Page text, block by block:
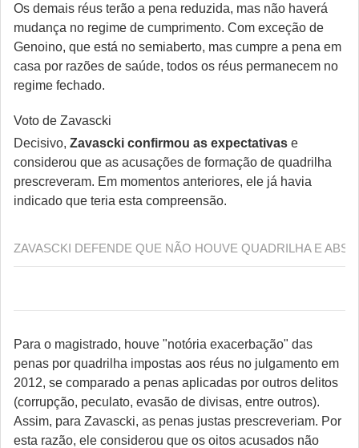
Os demais réus terão a pena reduzida, mas não haverá
mudança no regime de cumprimento. Com exceção de
Genoino, que está no semiaberto, mas cumpre a pena em
casa por razões de saúde, todos os réus permanecem no
regime fechado.
Voto de Zavascki
Decisivo, Zavascki confirmou as expectativas e
considerou que as acusações de formação de quadrilha
prescreveram. Em momentos anteriores, ele já havia
indicado que teria esta compreensão.
ZAVASCKI DEFENDE QUE NÃO HOUVE QUADRILHA E
Para o magistrado, houve "notória exacerbação" das
penas por quadrilha impostas aos réus no julgamento em
2012, se comparado a penas aplicadas por outros delitos
(corrupção, peculato, evasão de divisas, entre outros).
Assim, para Zavascki, as penas justas prescreveriam. Por
esta razão, ele considerou que os oitos acusados não